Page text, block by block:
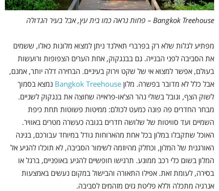
Bangkok Treehouse – פחות נראה כמו בית עץ, אבל בעיר הגדולה
מפתיע לגלות שלא רק בפרברי תאילנד ניתן למצוא מלונות כאלו, ששמים
את הסביבה לפני הבנייה. גם בבנגקוק, אחת הערים הצפופות ורועשות
בעולם, אפשר למצוא אי של שקט וירוק בעיניים. הבחירה דלה יותר, אמנם,
אבל כלל לא מדובר בפשרה. מלון Bangkok Treehouse נמצא בסמוך
לשוק הצף, וגובל בשולי נהר הצ'או-פראייה שחוצה את בנגקוק לשניים.
מבחר החדרים פה פונה כמעט לכולם: ממיטות פשוטות תחת כיפת
השמיים ועד סוויטות של שלושה חדרים בגובה כעשרה מטרים באוויר.
האוכל שתקבלו במלון בכל אחת מהארוחות גודל במיוחד עבורכם, בגינה
האורגנית של המלון, וכחלק מהיוזמה לשימור הסביבה, לא תוכלו להגיע אל
המלון בשום כלי רכב ממונע. תרגישו חופשיים להגיע באופניים, ברגל או
בסירה, לעומת זאת. אפילו התאורה והבישול במקום נעשים באמצעות
אנרגיה מתכלה וללא פליטת גזים מזהמים לסביבה.